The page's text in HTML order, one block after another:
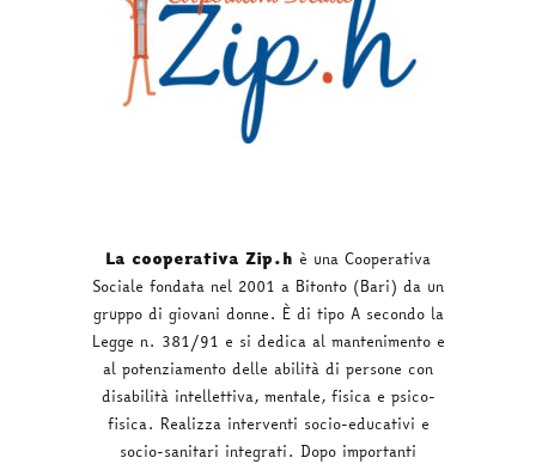
La cooperativa Zip.h è una Cooperativa
Sociale fondata nel 2001 a Bitonto (Bari) da un
gruppo di giovani donne. È di tipo A secondo la
Legge n. 381/91 e si dedica al mantenimento e
al potenziamento delle abilità di persone con
disabilità intellettiva, mentale, fisica e psico-
fisica. Realizza interventi socio-educativi e
socio-sanitari integrati. Dopo importanti